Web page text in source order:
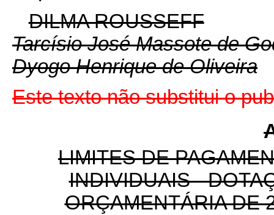
DILMA ROUSSEFF
Tarcísio José Massote de
Dyogo Henrique de Oliveira
Este texto não substitui o
LIMITES DE
INDIVIDUAIS -
ORÇAMENTÁRIA DE